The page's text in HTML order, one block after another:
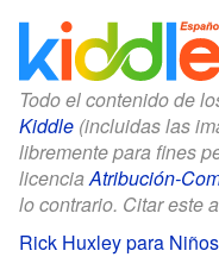
Todo el contenido de
Kiddle (incluidas las
libremente para fines
licenciaAtribución-
lo contrario. Citar este
Rick Huxley para Niños